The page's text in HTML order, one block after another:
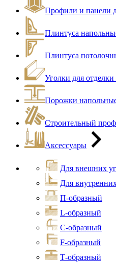
Профили и панели
Плинтуса
Плинтуса
Уголки для отделки
Порожки
Строительный
Аксессуары
Для внешних
Для
П-образный
L-образный
С-образный
F-образный
Т-образный